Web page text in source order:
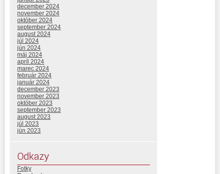
december 2024
november 2024
október 2024
september 2024
august 2024
júl 2024
jún 2024
máj 2024
apríl 2024
marec 2024
február 2024
január 2024
december 2023
november 2023
október 2023
september 2023
august 2023
júl 2023
jún 2023
Odkazy
Fotky